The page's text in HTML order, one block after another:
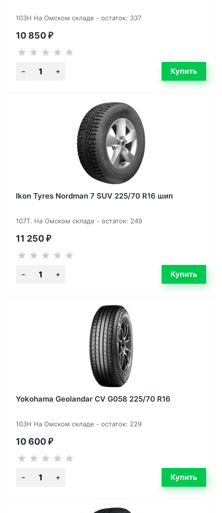
103H На Омском складе - остаток: 337
10 850 ₽
Ikon Tyres Nordman 7 SUV 225/70 R16 шип
107T. На Омском складе - остаток: 249
11 250 ₽
Yokohama Geolandar CV G058 225/70 R16
103H На Омском складе - остаток: 229
10 600 ₽